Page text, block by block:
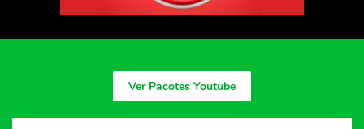
Ver Pacotes Youtube